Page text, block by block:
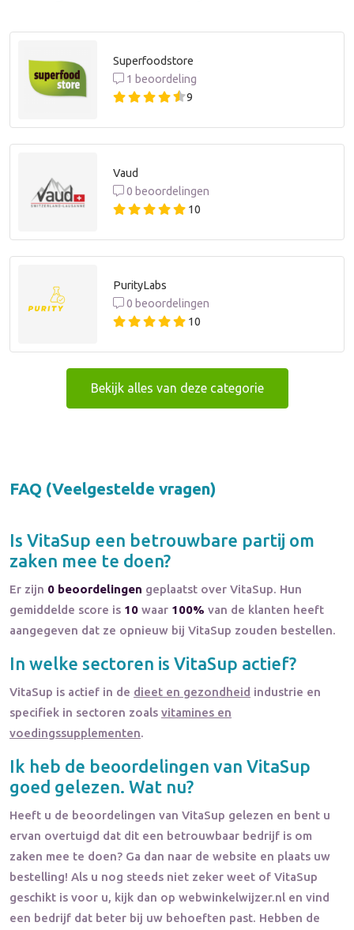
Superfoodstore
1 beoordeling
9
Vaud
0 beoordelingen
10
PurityLabs
0 beoordelingen
10
Bekijk alles van deze categorie
FAQ (Veelgestelde vragen)
Is VitaSup een betrouwbare partij om
zaken mee te doen?
Er zijn 0 beoordelingen geplaatst over VitaSup. Hun
gemiddelde score is 10 waar 100% van de klanten heeft
aangegeven dat ze opnieuw bij VitaSup zouden bestellen.
In welke sectoren is VitaSup actief?
VitaSup is actief in de dieet en gezondheid industrie en
specifiek in sectoren zoals vitamines en
voedingssupplementen.
Ik heb de beoordelingen van VitaSup
goed gelezen. Wat nu?
Heeft u de beoordelingen van VitaSup gelezen en bent u
ervan overtuigd dat dit een betrouwbaar bedrijf is om
zaken mee te doen? Ga dan naar de website en plaats uw
bestelling! Als u nog steeds niet zeker weet of VitaSup
geschikt is voor u, kijk dan op webwinkelwijzer.nl en vind
een bedrijf dat beter bij uw behoeften past. Hebben de